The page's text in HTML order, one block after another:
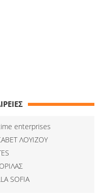
enterprises
ΛΟΥΙΖΟΥ
SOFIA